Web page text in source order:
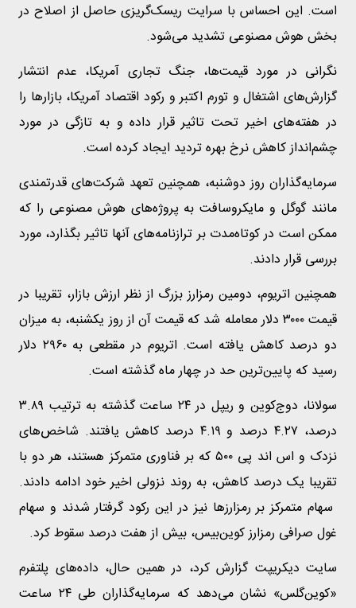
است. این احساس با سرایت ریسک‌گریزی حاصل از اصلاح در
بخش هوش مصنوعی تشدید می‌شود.
نگرانی در مورد قیمت‌ها، جنگ تجاری آمریکا، عدم انتشار
گزارش‌های اشتغال و تورم اکتبر و رکود اقتصاد آمریکا، بازارها را
در هفته‌های اخیر تحت تاثیر قرار داده و به تازگی در مورد
چشم‌انداز کاهش نرخ بهره تردید ایجاد کرده است.
سرمایه‌گذاران روز دوشنبه، همچنین تعهد شرکت‌های قدرتمندی
مانند گوگل و مایکروسافت به پروژه‌های هوش مصنوعی را که
ممکن است در کوتاه‌مدت بر ترازنامه‌های آنها تاثیر بگذارد، مورد
بررسی قرار دادند.
همچنین اتریوم، دومین رمزارز بزرگ از نظر ارزش بازار، تقریبا در
قیمت ۳۰۰۰ دلار معامله شد که قیمت آن از روز یکشنبه، به میزان
دو درصد کاهش یافته است. اتریوم در مقطعی به ۲۹۶۰ دلار
رسید که پایین‌ترین حد در چهار ماه گذشته است.
سولانا، دوج‌کوین و ریپل در ۲۴ ساعت گذشته به ترتیب ۳.۸۹
درصد، ۴.۲۷ درصد و ۴.۱۹ درصد کاهش یافتند. شاخص‌های
نزدک و اس اند پی ۵۰۰ که بر فناوری متمرکز هستند، هر دو با
تقریبا یک درصد کاهش، به روند نزولی اخیر خود ادامه دادند.
سهام متمرکز بر رمزارزها نیز در این رکود گرفتار شدند و سهام
غول صرافی رمزارز کوین‌بیس، بیش از هفت درصد سقوط کرد.
سایت دیکریپت گزارش کرد، در همین حال، داده‌های پلتفرم
«کوین‌گلس» نشان می‌دهد که سرمایه‌گذاران طی ۲۴ ساعت